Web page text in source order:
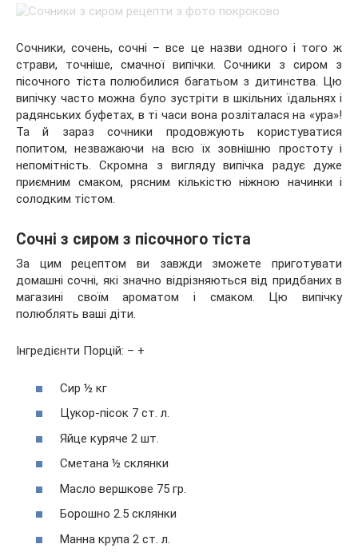
Сочники, сочень, сочні – все це назви одного і того ж
страви, точніше, смачної випічки. Сочники з сиром з
пісочного тіста полюбилися багатьом з дитинства. Цю
випічку часто можна було зустріти в шкільних їдальнях і
радянських буфетах, в ті часи вона розліталася на «ура»!
Та й зараз сочники продовжують користуватися
попитом, незважаючи на всю їх зовнішню простоту і
непомітність. Скромна з вигляду випічка радує дуже
приємним смаком, рясним кількістю ніжною начинки і
солодким тістом.
Сочні з сиром з пісочного тіста
За цим рецептом ви завжди зможете приготувати
домашні сочні, які значно відрізняються від придбаних в
магазині своїм ароматом і смаком. Цю випічку
полюблять ваші діти.
Інгредієнти Порцій: – +
Сир ½ кг
Цукор-пісок 7 ст. л.
Яйце куряче 2 шт.
Сметана ½ склянки
Масло вершкове 75 гр.
Борошно 2.5 склянки
Манна крупа 2 ст. л.